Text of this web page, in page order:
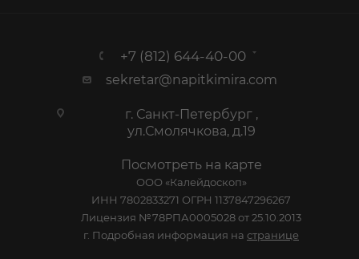
+7 (812) 644-40-00
sekretar@napitkimira.com
г. Санкт-Петербург ,
ул.Смолячкова, д.19
Посмотреть на карте
ООО «Калейдоскоп»
ИНН 7802833271 ОГРН 1137847296267
Лицензия №78РПА0005028 от 25.10.2013
г. Подробная информация на странице